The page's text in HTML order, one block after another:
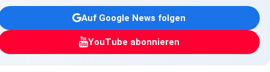
Auf Google News folgen
YouTube abonnieren